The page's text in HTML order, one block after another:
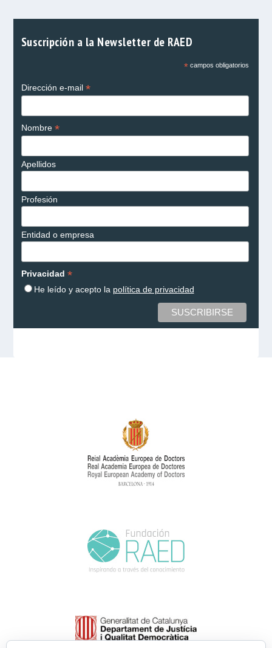
Suscripción a la Newsletter de RAED
*campos obligatorios
Dirección e-mail *
Nombre *
Apellidos
Profesión
Entidad o empresa
Privacidad *
He leído y acepto la política de privacidad